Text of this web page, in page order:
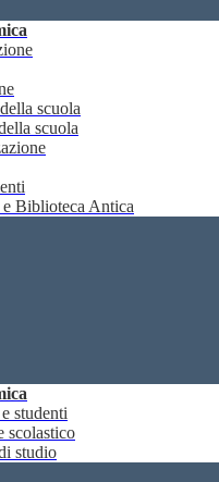
scuola
scuola
Biblioteca Antica
studenti
scolastico
studio